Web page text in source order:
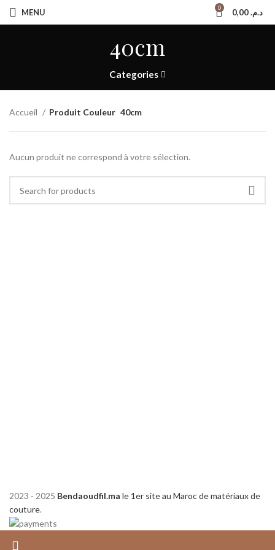
MENU 0 د.م.
40cm
Categories
Accueil Produit Couleur 40cm
Aucun produit ne correspond à votre sélection.
2023 - 2025 Bendaoudfil.ma le 1er site au Maroc de matériaux de
couture.